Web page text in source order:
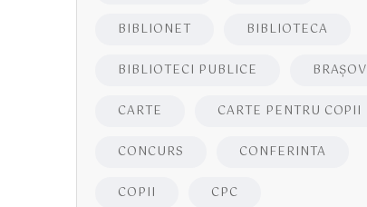
BIBLIONET BIBLIOTECA
BIBLIOTECI PUBLICE BRAŞOV
CARTE CARTE PENTRU COPII
CONCURS CONFERINTA
COPII CPC